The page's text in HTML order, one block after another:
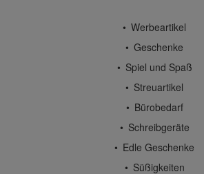
Werbeartikel
Geschenke
Spiel und Spaß
Streuartikel
Bürobedarf
Schreibgeräte
Edle Geschenke
Süßigkeiten